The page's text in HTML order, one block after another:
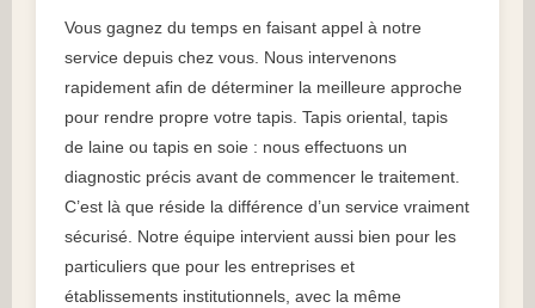
Vous gagnez du temps en faisant appel à notre
service depuis chez vous. Nous intervenons
rapidement afin de déterminer la meilleure approche
pour rendre propre votre tapis. Tapis oriental, tapis
de laine ou tapis en soie : nous effectuons un
diagnostic précis avant de commencer le traitement.
C’est là que réside la différence d’un service vraiment
sécurisé. Notre équipe intervient aussi bien pour les
particuliers que pour les entreprises et
établissements institutionnels, avec la même